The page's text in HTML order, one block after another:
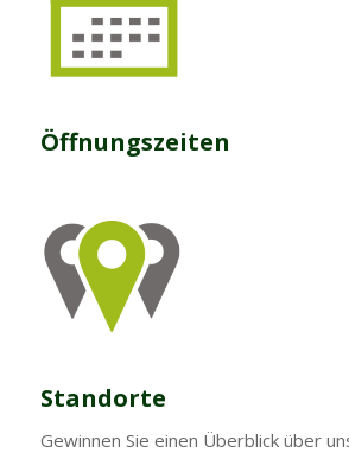
Öffnungszeiten
Standorte
Gewinnen Sie einen Überblick über